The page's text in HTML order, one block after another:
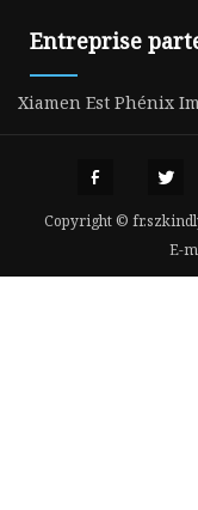
Entreprise
Xiamen Est Phénix
Copyright ©
E-